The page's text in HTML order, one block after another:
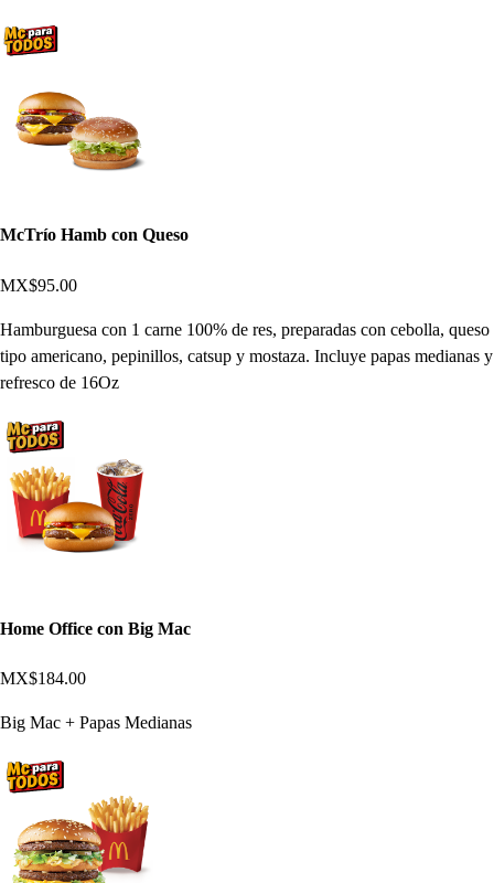
McTrío Hamb con Queso
MX$95.00
Hamburguesa con 1 carne 100% de res, preparadas con cebolla, queso
tipo americano, pepinillos, catsup y mostaza. Incluye papas medianas y
refresco de 16Oz
Home Office con Big Mac
MX$184.00
Big Mac + Papas Medianas